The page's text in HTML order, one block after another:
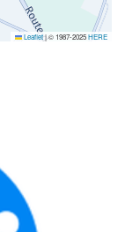
Leaflet|© 1987-2025HERE